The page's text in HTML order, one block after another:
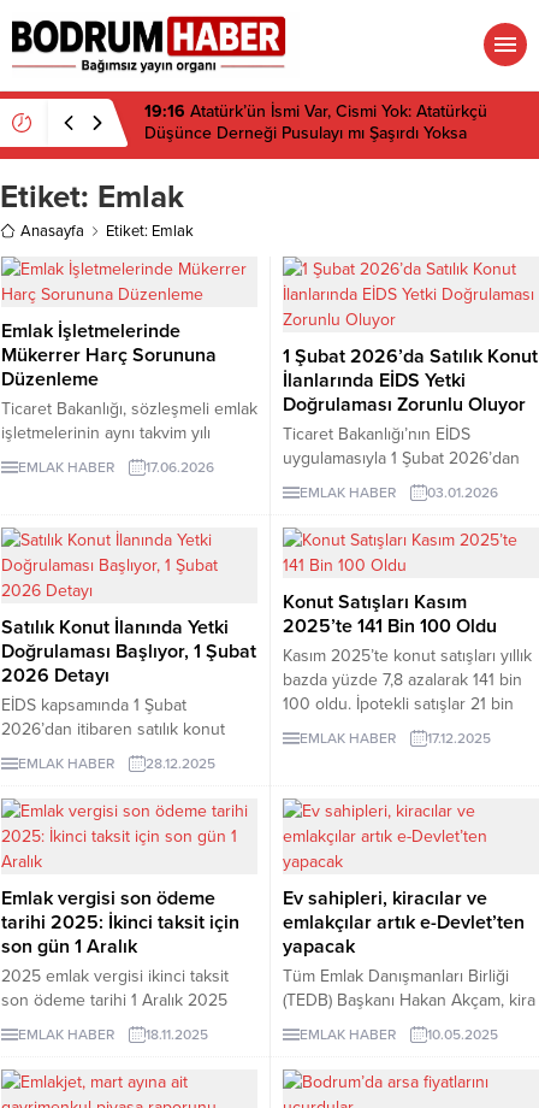
19:16 Atatürk’ün İsmi Var, Cismi Yok: Atatürkçü
Düşünce Derneği Pusulayı mı Şaşırdı Yoksa
Navigasyon mu Bozuldu?
Etiket: Emlak
Anasayfa Etiket: Emlak
Emlak İşletmelerinde
Mükerrer Harç Sorununa
Düzenleme
Ticaret Bakanlığı, sözleşmeli emlak
işletmelerinin aynı takvim yılı
içinde ikinci kez yetki belgesi
harcı ödemesinin önüne geçen
EMLAK HABER 17.06.2026
1 Şubat 2026’da Satılık Konut
İlanlarında EİDS Yetki
Doğrulaması Zorunlu Oluyor
Ticaret Bakanlığı’nın EİDS
uygulamasıyla 1 Şubat 2026’dan
itibaren satılık konut ilanlarında e-
Devlet üzerinden yetki
doğrulaması yapılmadan ilan
yayımlanamayacak.
EMLAK HABER 03.01.2026
Satılık Konut İlanında Yetki
Doğrulaması Başlıyor, 1 Şubat
2026 Detayı
EİDS kapsamında 1 Şubat
2026’dan itibaren satılık konut
ilanlarında yetki doğrulaması
zorunlu oluyor. Emlak işletmeleri,
mal sahibinden e Devlet yetkisi
olmadan ilan giremeyecek.
EMLAK HABER 28.12.2025
Konut Satışları Kasım
2025’te 141 Bin 100 Oldu
Kasım 2025’te konut satışları yıllık
bazda yüzde 7,8 azalarak 141 bin
100 oldu. İpotekli satışlar 21 bin
499, yabancıya satış bin 943
EMLAK HABER 17.12.2025
Emlak vergisi son ödeme
tarihi 2025: İkinci taksit için
son gün 1 Aralık
2025 emlak vergisi ikinci taksit
son ödeme tarihi 1 Aralık 2025
Pazartesi. Birinci taksit 2
Haziran’da sona ermişti. İşte 2025
emlak vergisi ödeme tarihleri,
oranlar, muafiyetler ve ödeme
EMLAK HABER 18.11.2025
Ev sahipleri, kiracılar ve
emlakçılar artık e-Devlet’ten
yapacak
Tüm Emlak Danışmanları Birliği
(TEDB) Başkanı Hakan Akçam, kira
sözleşmelerinin e-Devlet Kapısı
üzerinden hazırlanmasına ilişkin
hizmetin bugün itibarıyla
emlakçıların da kullanımına
EMLAK HABER 10.05.2025